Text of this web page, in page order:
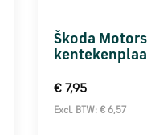
Škoda
€ 7,95
Excl. BTW: € 6,57